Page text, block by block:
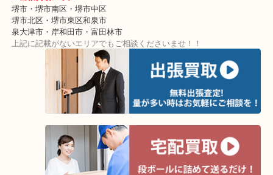
・出張買取エリア
堺市・堺市南区・堺市中区
泉大津市・岸和田市・富田林市
上記に記載がないエリアでもご相談くださいませ！！